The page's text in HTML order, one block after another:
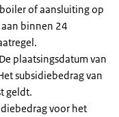
of aansluiting op
binnen 24
De plaatsingsdatum van
subsidiebedrag van
geldt.
voor het